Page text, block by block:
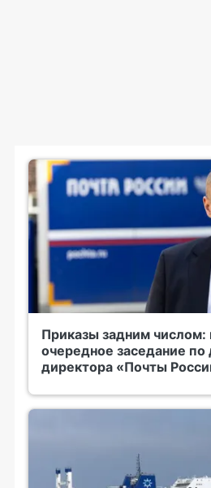
Приказы задним числом:
очередное заседание по
директора «Почты